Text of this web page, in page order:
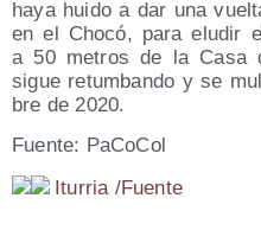
haya hui­do a dar una
en el Cho­có, para elu­dir
a 50 metros de la Casa
sigue retum­ban­do y se
bre de 2020.
Fuen­te: PaCoCol
Itu­rria /​Fuen­te